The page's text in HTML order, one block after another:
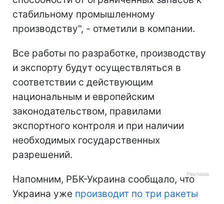
стабильному промышленному
производству", - отметили в компании.
Все работы по разработке, производству
и экспорту будут осуществляться в
соответствии с действующим
национальным и европейским
законодательством, правилами
экспортного контроля и при наличии
необходимых государственных
разрешений.
Напомним, РБК-Украина сообщало, что
Украина уже производит по три ракеты